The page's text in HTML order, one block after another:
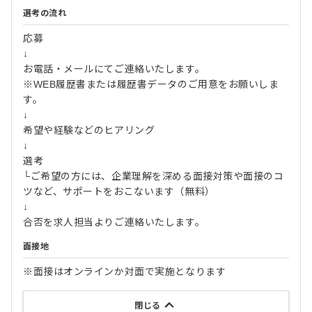
選考の流れ
応募
↓
お電話・メールにてご連絡いたします。
※WEB履歴書または履歴書データのご用意をお願いしま
す。
↓
希望や経験などのヒアリング
↓
選考
└ご希望の方には、企業理解を深める面接対策や面接のコ
ツなど、サポートをおこないます（無料）
↓
合否を求人担当よりご連絡いたします。
面接地
※面接はオンラインか対面で実施となります
閉じる